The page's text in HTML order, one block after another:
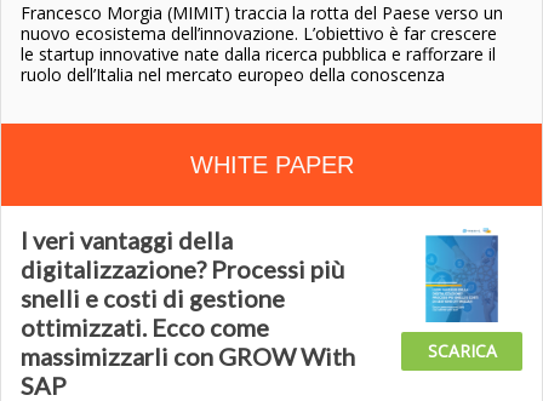
Francesco Morgia (MIMIT) traccia la rotta del Paese verso un
nuovo ecosistema dell’innovazione. L’obiettivo è far crescere
le startup innovative nate dalla ricerca pubblica e rafforzare il
ruolo dell’Italia nel mercato europeo della conoscenza
WHITE PAPER
I veri vantaggi della
digitalizzazione? Processi più
snelli e costi di gestione
ottimizzati. Ecco come
massimizzarli con GROW With
SAP
SCARICA